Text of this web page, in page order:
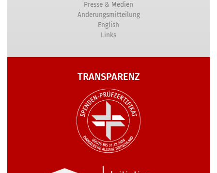
Presse & Medien
Änderungsmitteilung
English
Links
TRANSPARENZ